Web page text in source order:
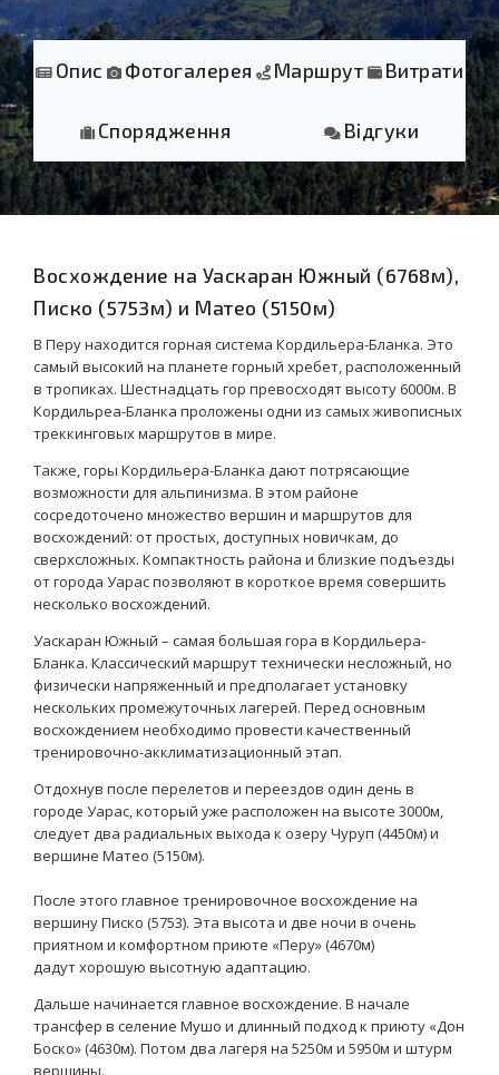
Опис Фотогалерея Маршрут Витрати
Спорядження Відгуки
Восхождение на Уаскаран Южный (6768м),
Писко (5753м) и Матео (5150м)
В Перу находится горная система Кордильера-Бланка. Это
самый высокий на планете горный хребет, расположенный
в тропиках. Шестнадцать гор превосходят высоту 6000м. В
Кордильреа-Бланка проложены одни из самых живописных
треккинговых маршрутов в мире.
Также, горы Кордильера-Бланка дают потрясающие
возможности для альпинизма. В этом районе
сосредоточено множество вершин и маршрутов для
восхождений: от простых, доступных новичкам, до
сверхсложных. Компактность района и близкие подъезды
от города Уарас позволяют в короткое время совершить
несколько восхождений.
Уаскаран Южный – самая большая гора в Кордильера-
Бланка. Классический маршрут технически несложный, но
физически напряженный и предполагает установку
нескольких промежуточных лагерей. Перед основным
восхождением необходимо провести качественный
тренировочно-акклиматизационный этап.
Отдохнув после перелетов и переездов один день в
городе Уарас, который уже расположен на высоте 3000м,
следует два радиальных выхода к озеру Чуруп (4450м) и
вершине Матео (5150м).
После этого главное тренировочное восхождение на
вершину Писко (5753). Эта высота и две ночи в очень
приятном и комфортном приюте «Перу» (4670м)
дадут хорошую высотную адаптацию.
Дальше начинается главное восхождение. В начале
трансфер в селение Мушо и длинный подход к приюту «Дон
Боско» (4630м). Потом два лагеря на 5250м и 5950м и штурм
вершины.